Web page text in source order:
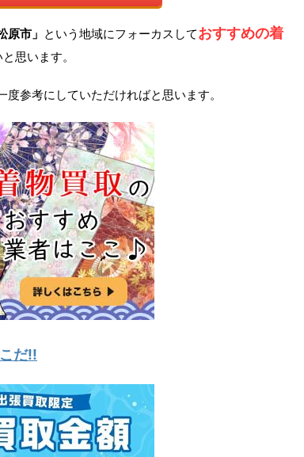
原市」 という地域にフォーカスしておすすめの着
思います。
参考にしていただければと思います。
だ!!